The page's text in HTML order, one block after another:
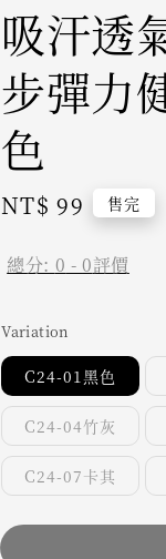
吸汗透
步彈力
色
Regular
NT$ 99 售完
總分: 0 -0評價
Variation
C24-01黑色
C24-04竹灰
C24-07卡其